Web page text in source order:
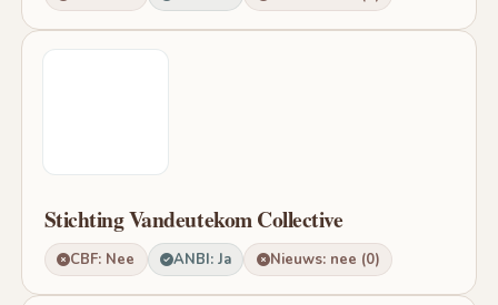
Stichting Vandeutekom Collective
CBF: Nee ANBI: Ja Nieuws: nee (0)